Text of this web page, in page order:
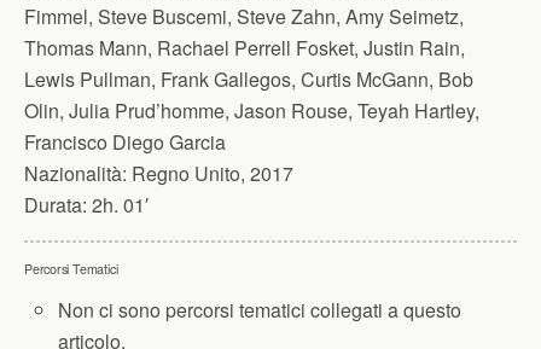
Fimmel, Steve Buscemi, Steve Zahn, Amy Seimetz,
Thomas Mann, Rachael Perrell Fosket, Justin Rain,
Lewis Pullman, Frank Gallegos, Curtis McGann, Bob
Olin, Julia Prud’homme, Jason Rouse, Teyah Hartley,
Francisco Diego Garcia
Nazionalità: Regno Unito, 2017
Durata: 2h. 01′
Percorsi Tematici
Non ci sono percorsi tematici collegati a questo
articolo.